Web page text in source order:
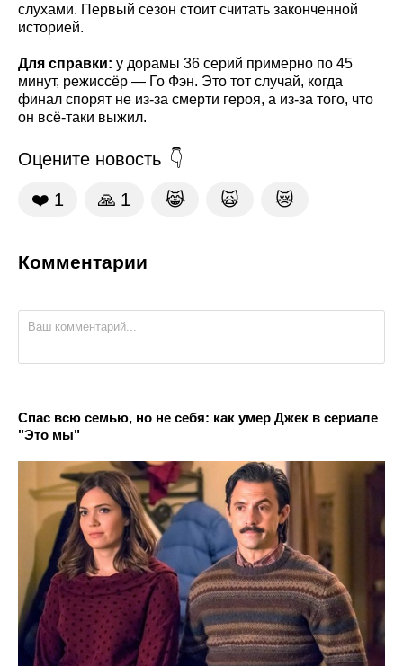
слухами. Первый сезон стоит считать законченной
историей.
Для справки: у дорамы 36 серий примерно по 45
минут, режиссёр — Го Фэн. Это тот случай, когда
финал спорят не из-за смерти героя, а из-за того, что
он всё-таки выжил.
Оцените новость
❤️ 1 🙏 1 😹 🙀 😿
Комментарии
Спас всю семью, но не себя: как умер Джек в сериале
"Это мы"